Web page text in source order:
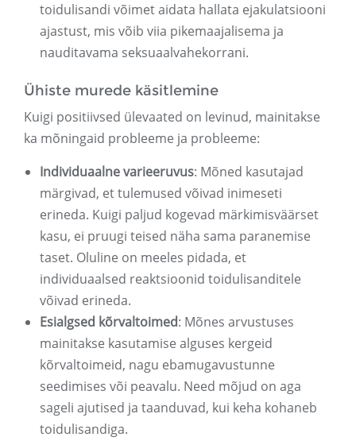
toidulisandi võimet aidata hallata ejakulatsiooni
ajastust, mis võib viia pikemaajalisema ja
nauditavama seksuaalvahekorrani.
Ühiste murede käsitlemine
Kuigi positiivsed ülevaated on levinud, mainitakse
ka mõningaid probleeme ja probleeme:
Individuaalne varieeruvus: Mõned kasutajad
märgivad, et tulemused võivad inimeseti
erineda. Kuigi paljud kogevad märkimisväärset
kasu, ei pruugi teised näha sama paranemise
taset. Oluline on meeles pidada, et
individuaalsed reaktsioonid toidulisanditele
võivad erineda.
Esialgsed kõrvaltoimed: Mõnes arvustuses
mainitakse kasutamise alguses kergeid
kõrvaltoimeid, nagu ebamugavustunne
seedimises või peavalu. Need mõjud on aga
sageli ajutised ja taanduvad, kui keha kohaneb
toidulisandiga.